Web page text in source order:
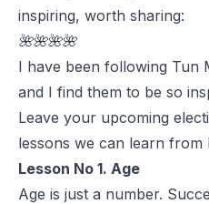
inspiring, worth sharing:
🌺🌺🌺🌺
I have been following Tun
and I find them to be so
Leave your upcoming
lessons we can learn from
Lesson No 1. Age
Age is just a number.